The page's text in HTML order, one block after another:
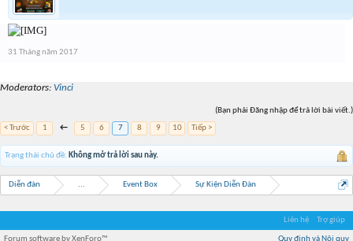
31 Tháng năm 2017
Moderators: Vinci
(Bạn phải Đăng nhập để trả lời bài viết.)
< Trước
1 ← 5 6 7 8 9 10 Tiếp >
Trạng thái chủ đề: Không mở trả lời sau này.
Diễn đàn ... Event Box Sự Kiện Diễn Đàn
Liên hệ Trợ giúp
Quy định và Nội quy
Forum software by XenForo™